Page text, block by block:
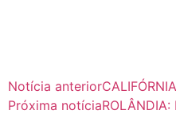
Notícia anterior
Próxima notícia